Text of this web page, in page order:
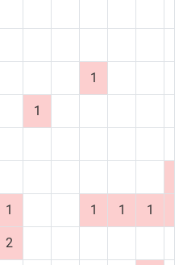
1
1
1 1 1 1
2